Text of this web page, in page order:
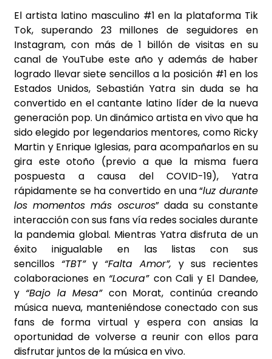
El artista latino masculino #1 en la plataforma Tik
Tok, superando 23 millones de seguidores en
Instagram, con más de 1 billón de visitas en su
canal de YouTube este año y además de haber
logrado llevar siete sencillos a la posición #1 en los
Estados Unidos, Sebastián Yatra sin duda se ha
convertido en el cantante latino líder de la nueva
generación pop. Un dinámico artista en vivo que ha
sido elegido por legendarios mentores, como Ricky
Martin y Enrique Iglesias, para acompañarlos en su
gira este otoño (previo a que la misma fuera
pospuesta a causa del COVID-19), Yatra
rápidamente se ha convertido en una “luz durante
los momentos más oscuros” dada su constante
interacción con sus fans vía redes sociales durante
la pandemia global. Mientras Yatra disfruta de un
éxito inigualable en las listas con sus
sencillos “TBT”y “Falta Amor”, y sus recientes
colaboraciones en “Locura” con Cali y El Dandee,
y “Bajo la Mesa” con Morat, continúa creando
música nueva, manteniéndose conectado con sus
fans de forma virtual y espera con ansias la
oportunidad de volverse a reunir con ellos para
disfrutar juntos de la música en vivo.